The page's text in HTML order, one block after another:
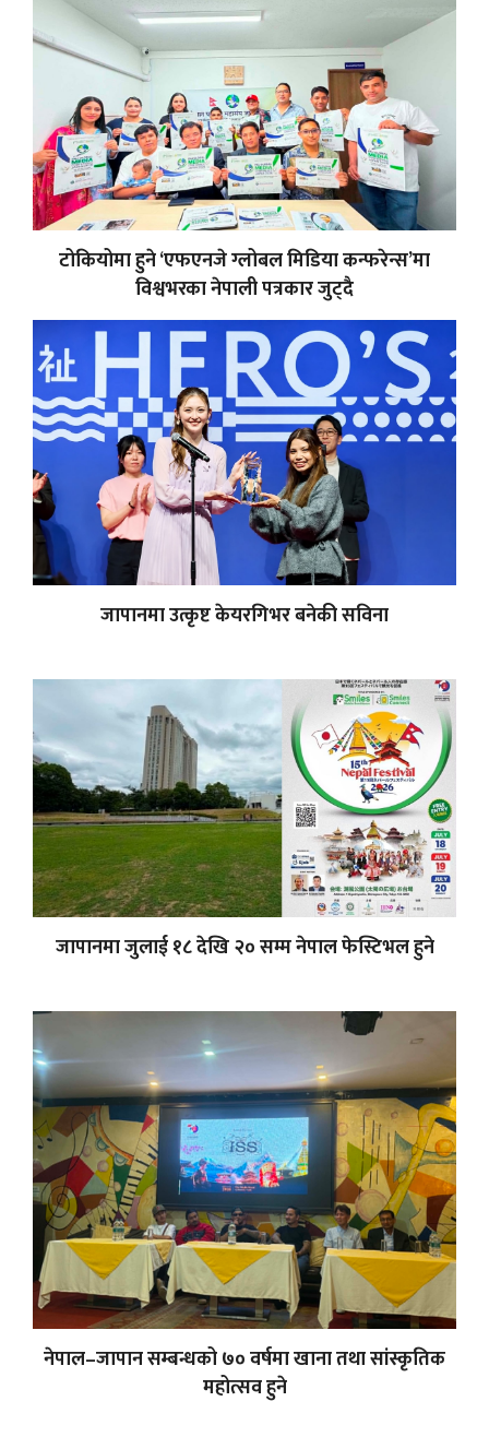
टोकियोमा हुने ‘एफएनजे ग्लोबल मिडिया कन्फरेन्स’मा
विश्वभरका नेपाली पत्रकार जुट्दै
जापानमा उत्कृष्ट केयरगिभर बनेकी सविना
जापानमा जुलाई १८ देखि २० सम्म नेपाल फेस्टिभल हुने
नेपाल–जापान सम्बन्धको ७० वर्षमा खाना तथा सांस्कृतिक
महोत्सव हुने